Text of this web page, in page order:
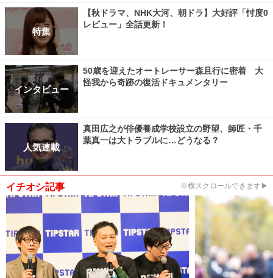
特集
【秋ドラマ、NHK大河、朝ドラ】大好評「忖度0
レビュー」全話更新！
インタビュー
50歳を迎えたオートレーサー森且行に密着 大
怪我から奇跡の復活ドキュメンタリー
人気連載
真田広之が俳優養成学校設立の野望、師匠・千
葉真一は大トラブルに…どうなる？
イチオシ記事 ※横スクロールできます▶